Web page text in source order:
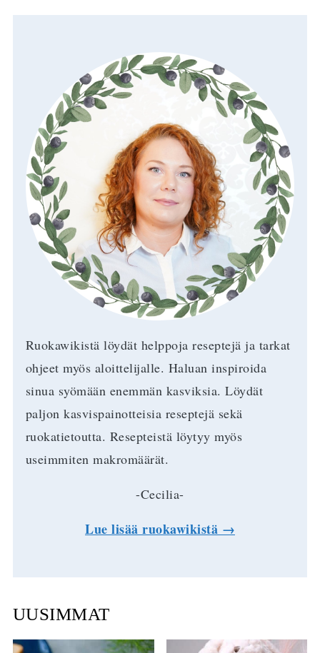
Ruokawikistä löydät helppoja reseptejä ja tarkat
ohjeet myös aloittelijalle. Haluan inspiroida
sinua syömään enemmän kasviksia. Löydät
paljon kasvispainotteisia reseptejä sekä
ruokatietoutta. Resepteistä löytyy myös
useimmiten makromäärät.
-Cecilia-
Lue lisää ruokawikistä →
UUSIMMAT